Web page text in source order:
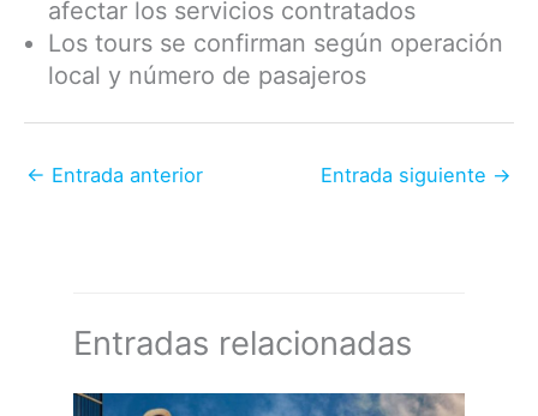
afectar los servicios contratados
Los tours se confirman según operación
local y número de pasajeros
← Entrada anterior Entrada siguiente →
Entradas relacionadas